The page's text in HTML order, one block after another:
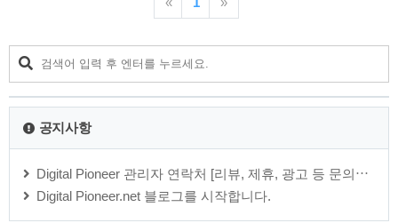
구입을 했습니다. 국내에 자급제 폰으로 정식 출시된 제품이기
는 해외 직구를 했습니다. 제품에 국내에서 사용할 수 있는 일명
돼지코라고 하는 전원 어댑터까지 포함되어 배송이 되었습니
다. 전원 어댑..
공지사항
Digital Pioneer 관리자 연락처 [리뷰, 제휴, 광고 등 문의⋯
Digital Pioneer.net 블로그를 시작합니다.